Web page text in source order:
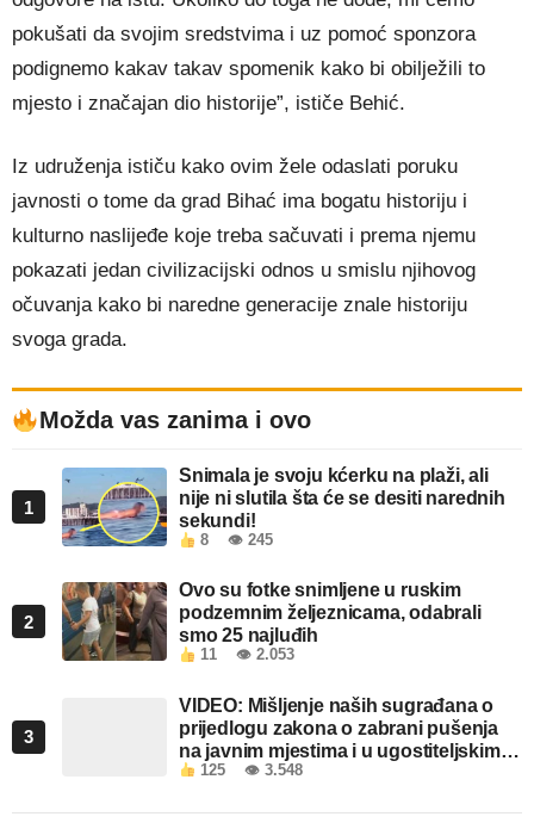
pokušati da svojim sredstvima i uz pomoć sponzora
podignemo kakav takav spomenik kako bi obilježili to
mjesto i značajan dio historije”, ističe Behić.
Iz udruženja ističu kako ovim žele odaslati poruku
javnosti o tome da grad Bihać ima bogatu historiju i
kulturno naslijeđe koje treba sačuvati i prema njemu
pokazati jedan civilizacijski odnos u smislu njihovog
očuvanja kako bi naredne generacije znale historiju
svoga grada.
Možda vas zanima i ovo
1
Snimala je svoju kćerku na plaži, ali
nije ni slutila šta će se desiti narednih
sekundi!
8 👁 245
2
Ovo su fotke snimljene u ruskim
podzemnim željeznicama, odabrali
smo 25 najluđih
11 👁 2.053
3
VIDEO: Mišljenje naših sugrađana o
prijedlogu zakona o zabrani pušenja
na javnim mjestima i u ugostiteljskim
objektima u FBiH
125 👁 3.548